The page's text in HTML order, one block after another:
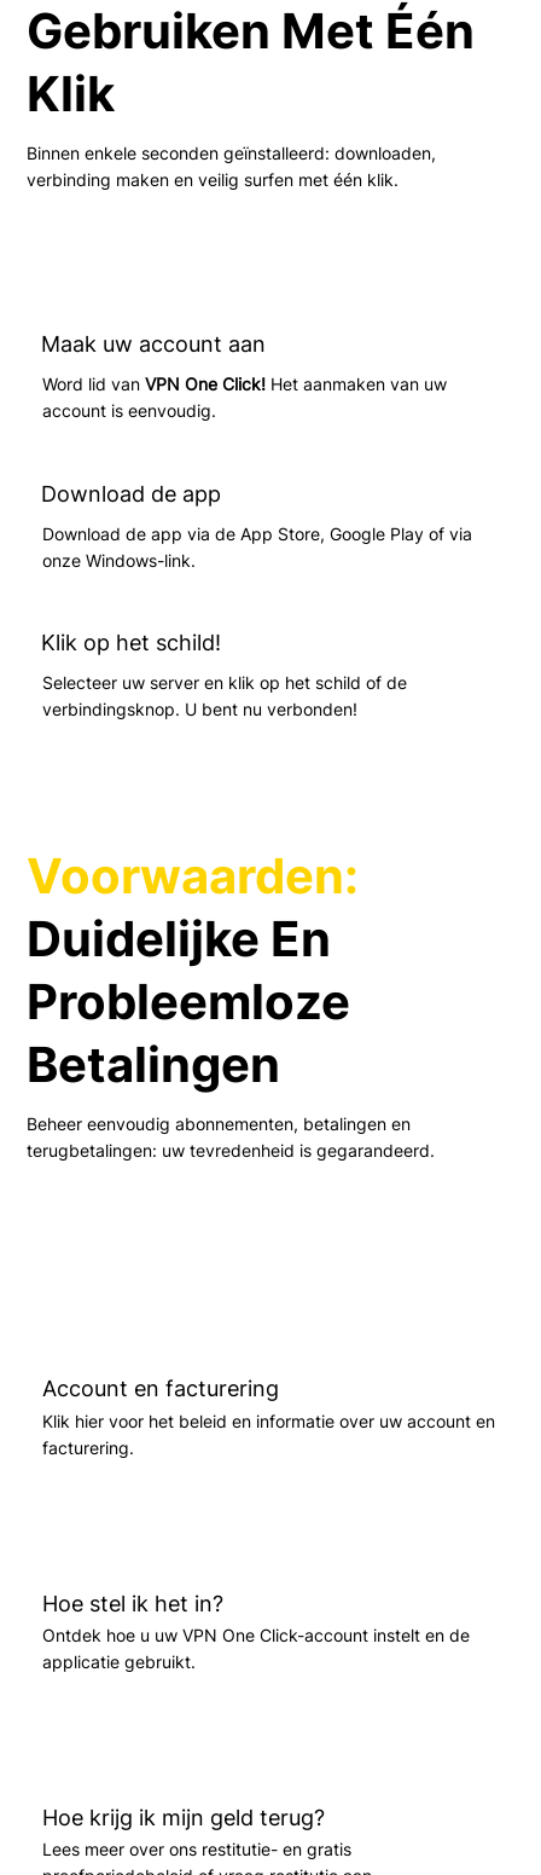
Gebruiken Met Één
Klik
Binnen enkele seconden geïnstalleerd: downloaden,
verbinding maken en veilig surfen met één klik.
Maak uw account aan
Word lid van VPN One Click!Het aanmaken van uw
account is eenvoudig.
Download de app
Download de app via de App Store, Google Play of via
onze Windows-link.
Klik op het schild!
Selecteer uw server en klik op het schild of de
verbindingsknop. U bent nu verbonden!
Voorwaarden:
Duidelijke En
Probleemloze
Betalingen
Beheer eenvoudig abonnementen, betalingen en
terugbetalingen: uw tevredenheid is gegarandeerd.
Account en facturering
Klik hier voor het beleid en informatie over uw account en
facturering.
Hoe stel ik het in?
Ontdek hoe u uw VPN One Click-account instelt en de
applicatie gebruikt.
Hoe krijg ik mijn geld terug?
Lees meer over ons restitutie- en gratis